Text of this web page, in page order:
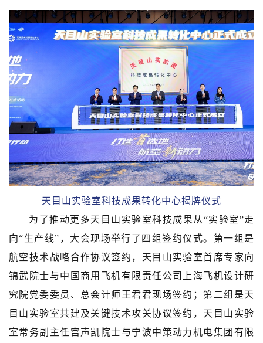
天目山实验室科技成果转化中心揭牌仪式
为了推动更多天目山实验室科技成果从“实验室”走
向“生产线”，大会现场举行了四组签约仪式。第一组是
航空技术战略合作协议签约，天目山实验室首席专家向
锦武院士与中国商用飞机有限责任公司上海飞机设计研
究院党委委员、总会计师王君君现场签约；第二组是天
目山实验室共建及关键技术攻关协议签约，天目山实验
室常务副主任宫声凯院士与宁波中策动力机电集团有限